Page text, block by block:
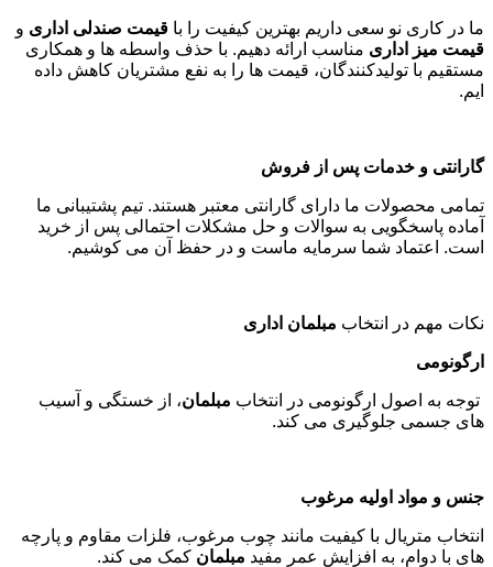
ما در کاری نو سعی داریم بهترین کیفیت را با قیمت صندلی اداری و
قیمت میز اداری مناسب ارائه دهیم. با حذف واسطه ها و همکاری
مستقیم با تولیدکنندگان، قیمت ها را به نفع مشتریان کاهش داده
ایم.
گارانتی و خدمات پس از فروش
تمامی محصولات ما دارای گارانتی معتبر هستند. تیم پشتیبانی ما
آماده پاسخگویی به سوالات و حل مشکلات احتمالی پس از خرید
است. اعتماد شما سرمایه ماست و در حفظ آن می کوشیم.
نکات مهم در انتخاب مبلمان اداری
ارگونومی
توجه به اصول ارگونومی در انتخاب مبلمان، از خستگی و آسیب
های جسمی جلوگیری می کند.
جنس و مواد اولیه مرغوب
انتخاب متریال با کیفیت مانند چوب مرغوب، فلزات مقاوم و پارچه
های با دوام، به افزایش عمر مفید مبلمان کمک می کند.